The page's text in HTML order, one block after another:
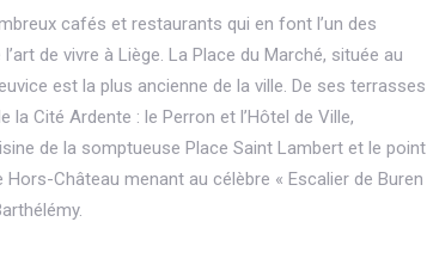
cafés et restaurants qui en font l’un des
de vivre à Liège. La Place du Marché, située au
est la plus ancienne de la ville. De ses terrasses
Cité Ardente : le Perron et l’Hôtel de Ville,
de la somptueuse Place Saint Lambert et le point
Château menant au célèbre « Escalier de Buren